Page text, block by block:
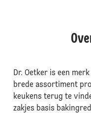
Dr. Oetker is een
brede assortiment
keukens terug te
zakjes basis